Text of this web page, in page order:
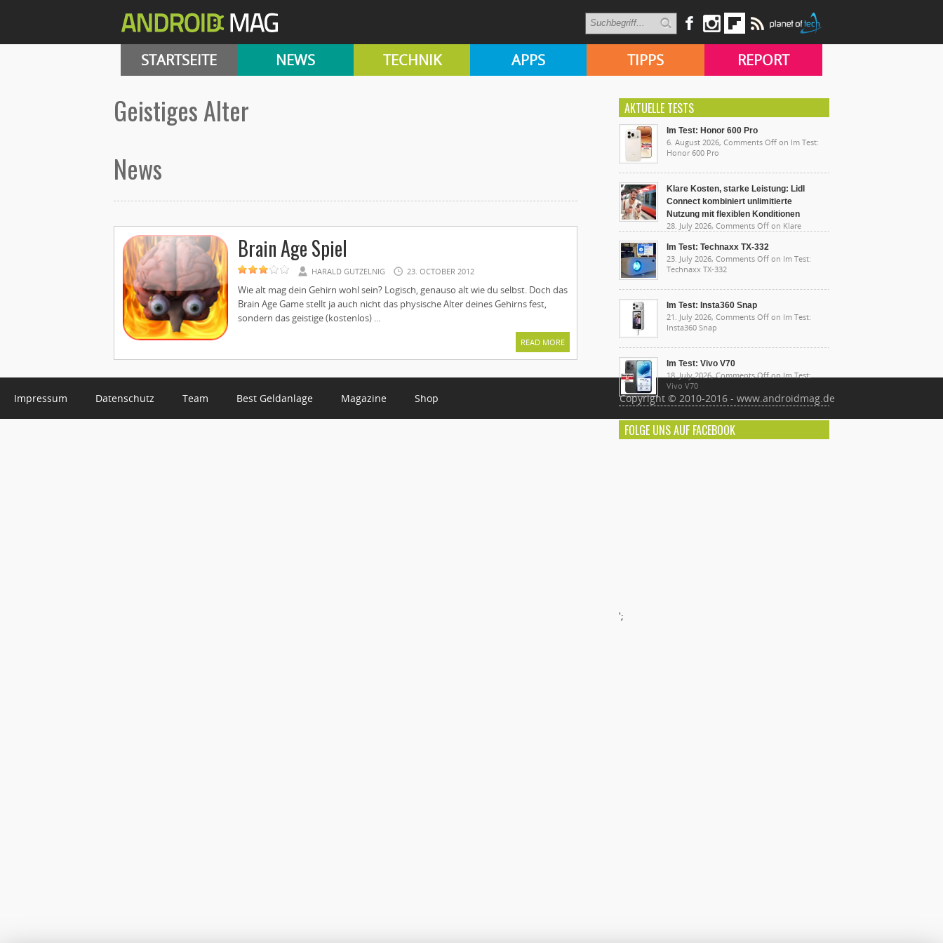
STARTSEITE NEWS TECHNIK APPS TIPPS REPORT
geistiges Alter
News
Brain Age Spiel
HARALD GUTZELNIG 23. OCTOBER 2012
Wie alt mag dein Gehirn wohl sein? Logisch, genauso alt wie du selbst. Doch das
Brain Age Game stellt ja auch nicht das physische Alter deines Gehirns fest,
sondern das geistige (kostenlos) ...
READ MORE
AKTUELLE TESTS
Im Test: Honor 600 Pro
6. August 2026, Comments Off on Im Test:
Honor 600 Pro
Klare Kosten, starke Leistung: Lidl
Connect kombiniert unlimitierte
Nutzung mit flexiblen Konditionen
28. July 2026, Comments Off on Klare
unlimitierte Nutzung mit flexiblen Konditionen
Im Test: Technaxx TX-332
23. July 2026, Comments Off on Im Test:
Technaxx TX-332
Im Test: Insta360 Snap
21. July 2026, Comments Off on Im Test:
Insta360 Snap
Im Test: Vivo V70
18. July 2026,Comments Offon Im Test:
Vivo V70
FOLGE UNS AUF FACEBOOK
';
Impressum Datenschutz Team Best Geldanlage Magazine Shop Copyright © 2010-2016 - www.androidmag.de